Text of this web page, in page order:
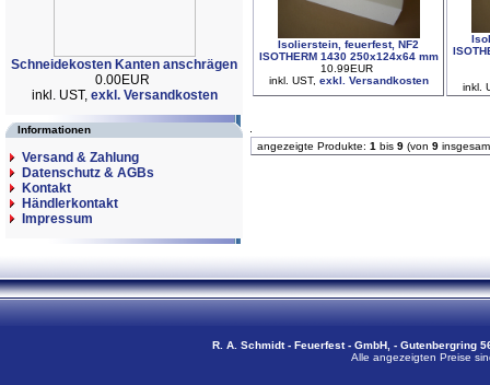
Schneidekosten Kanten anschrägen
0.00EUR
inkl. UST, exkl. Versandkosten
Informationen
Versand & Zahlung
Datenschutz & AGBs
Kontakt
Händlerkontakt
Impressum
Isolierstein, feuerfest, NF2
ISOTHERM 1430 250x124x64 mm
10.99EUR
inkl. UST, exkl. Versandkosten
inkl.
angezeigte Produkte: 1 bis 9 (von 9
R. A. Schmidt - Feuerfest - GmbH, - Gutenbergring
Alle angezeigten Preise